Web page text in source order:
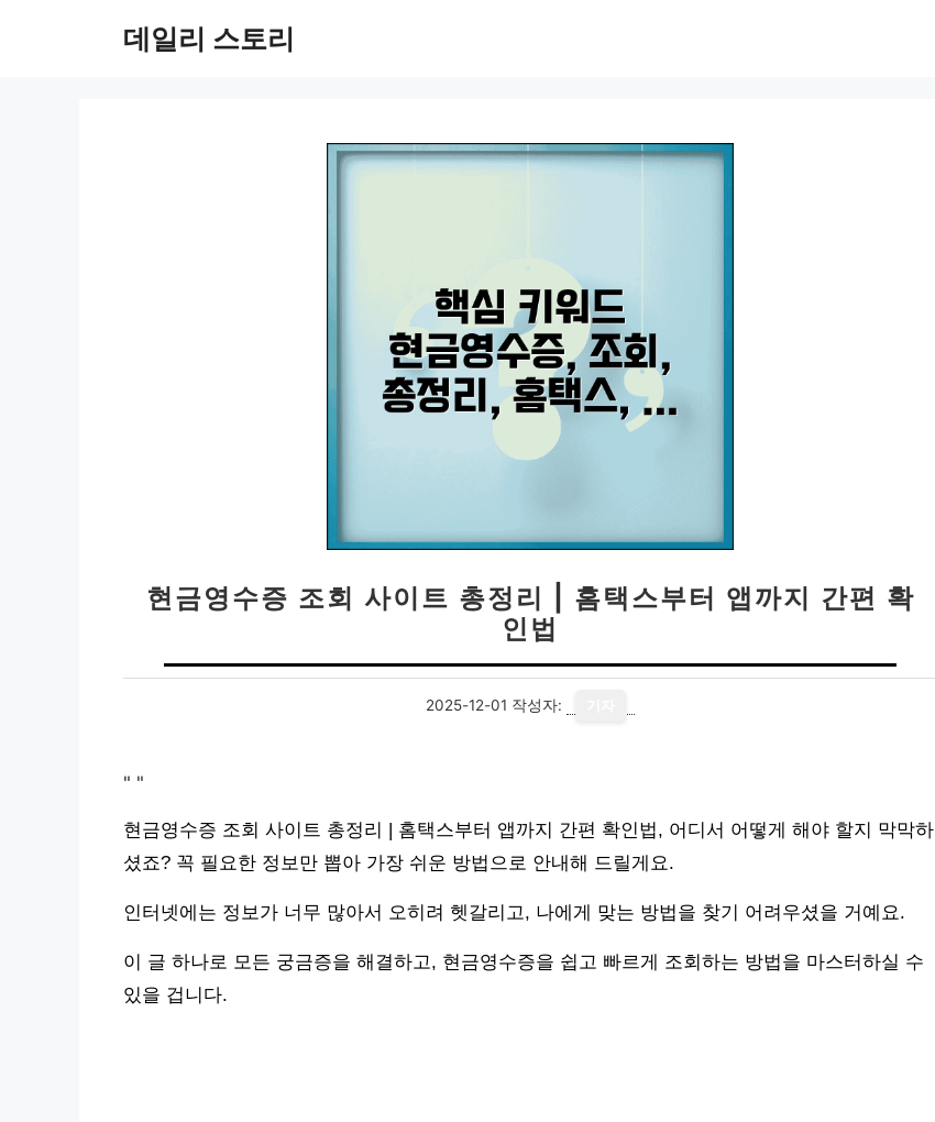
데일리 스토리
현금영수증 조회 사이트 총정리 | 홈택스부터 앱까지 간편 확
인법
2025-12-01 작성자:
" "
현금영수증 조회 사이트 총정리 | 홈택스부터 앱까지 간편 확인법, 어디서 어떻게 해야 할지 막막하
셨죠? 꼭 필요한 정보만 뽑아 가장 쉬운 방법으로 안내해 드릴게요.
인터넷에는 정보가 너무 많아서 오히려 헷갈리고, 나에게 맞는 방법을 찾기 어려우셨을 거예요.
이 글 하나로 모든 궁금증을 해결하고, 현금영수증을 쉽고 빠르게 조회하는 방법을 마스터하실 수
있을 겁니다.